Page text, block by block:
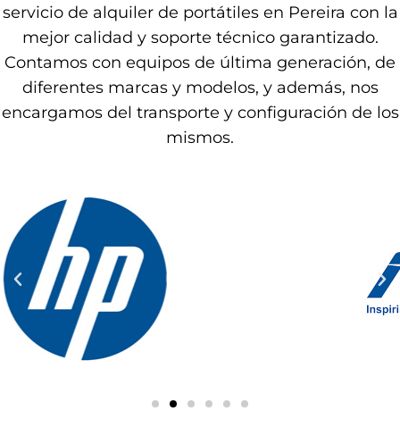
servicio de alquiler de portátiles en Pereira con la
mejor calidad y soporte técnico garantizado.
Contamos con equipos de última generación, de
diferentes marcas y modelos, y además, nos
encargamos del transporte y configuración de los
mismos.